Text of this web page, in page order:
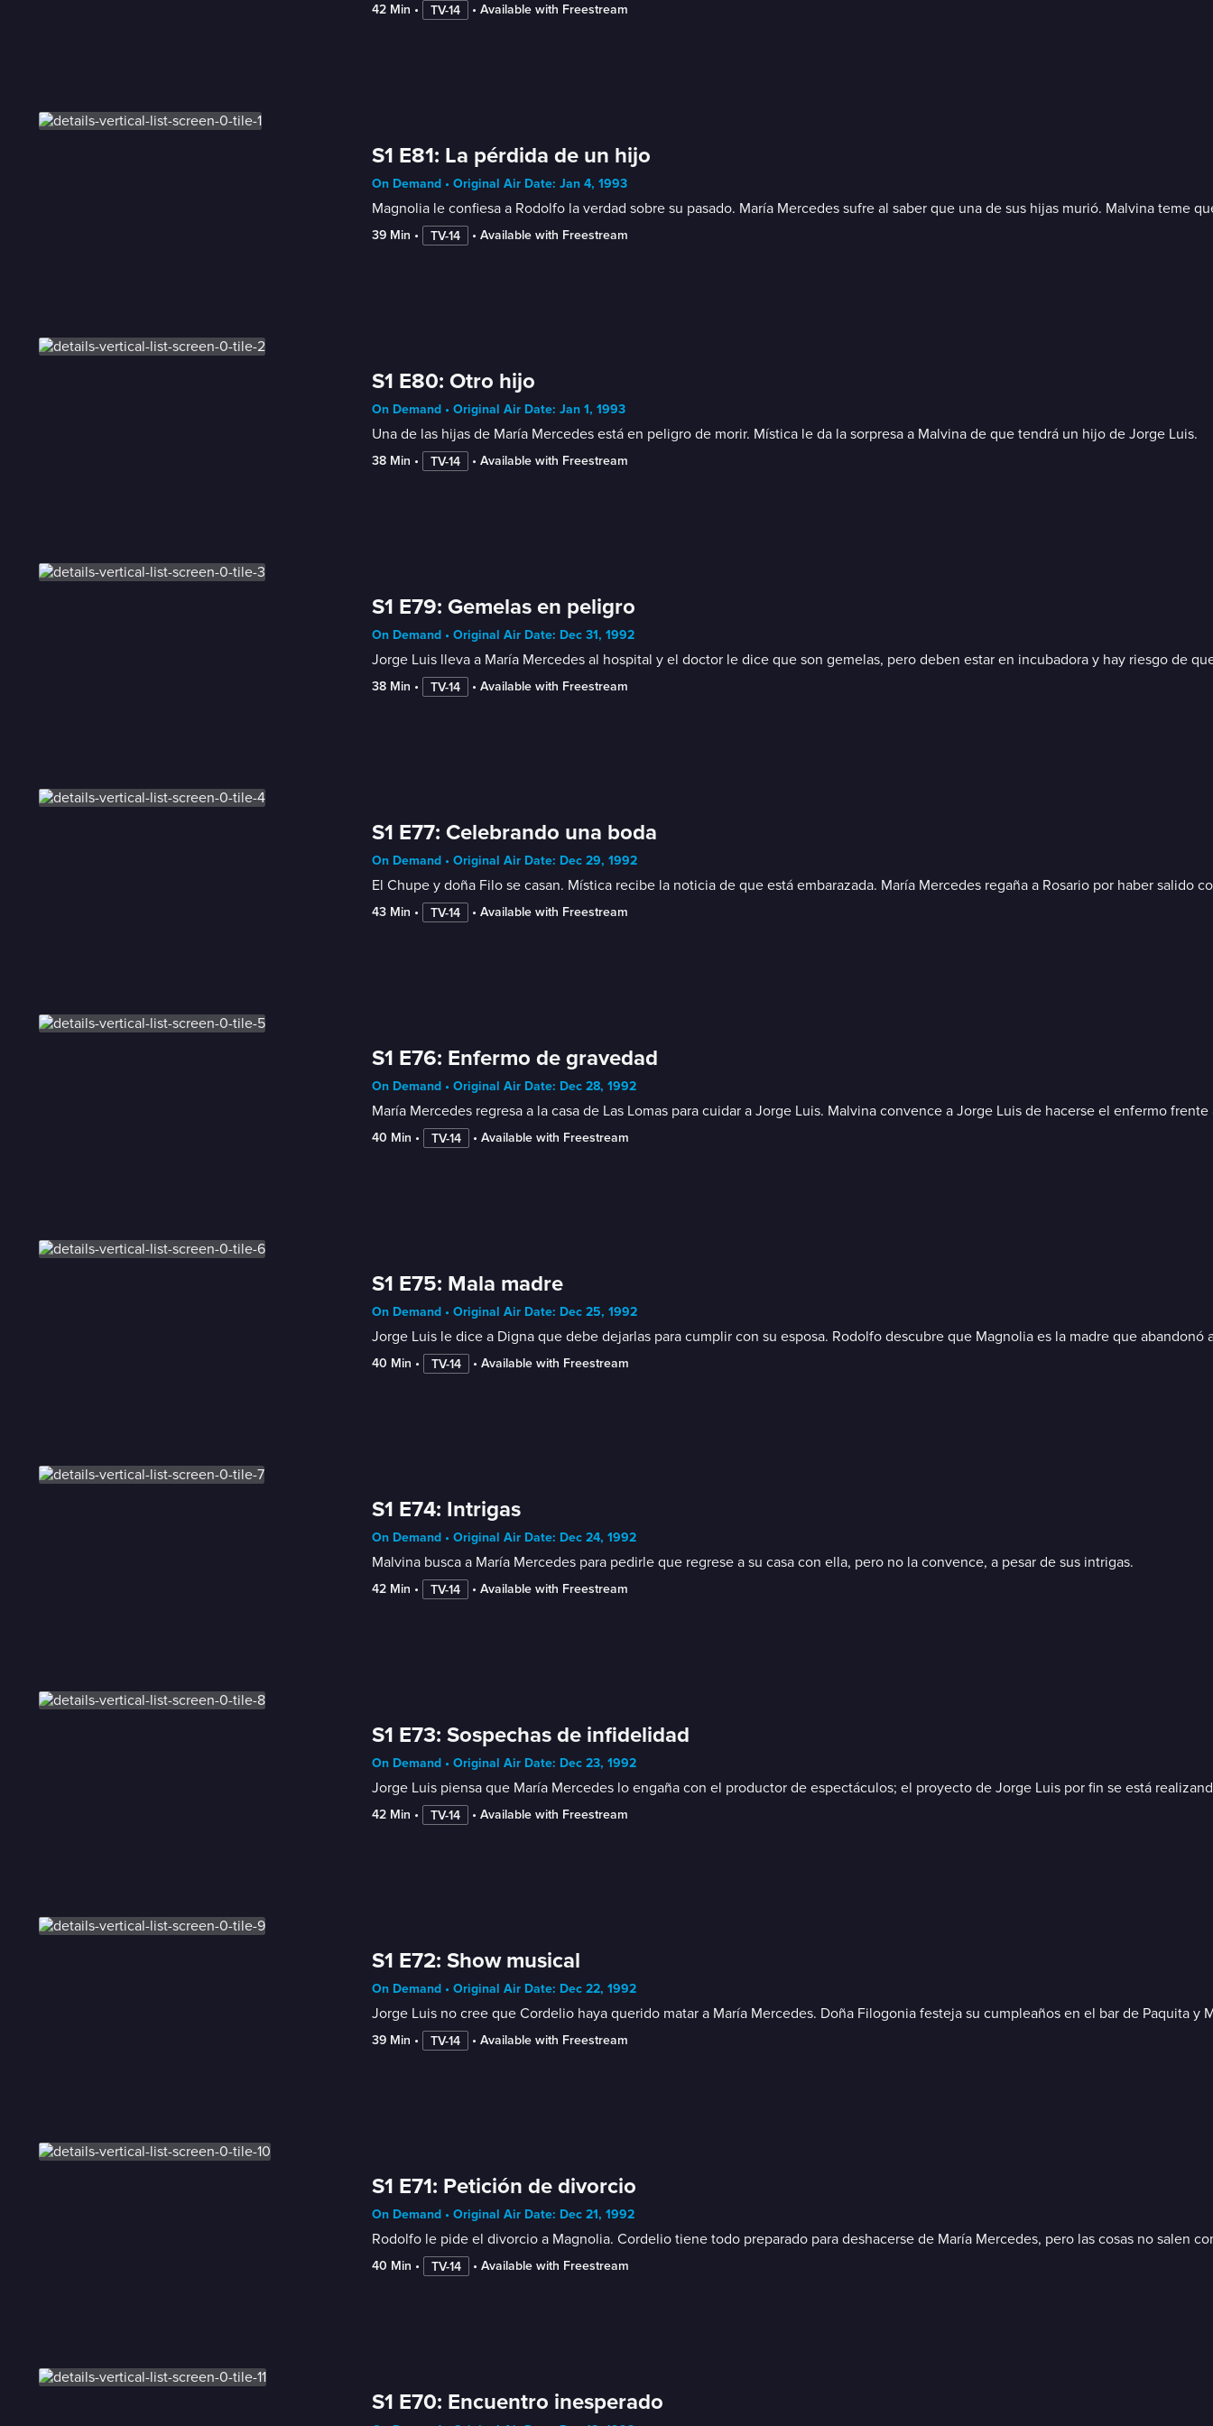
42 Min • TV-14 • Available with Freestream
S1 E81: La pérdida de un hijo
On Demand • Original Air Date: Jan 4, 1993
Magnolia le confiesa a Rodolfo la verdad sobre su pasado. María Mercedes sufre al saber que una de sus hijas murió. Malvina teme
39 Min • TV-14 • Available with Freestream
S1 E80: Otro hijo
On Demand • Original Air Date: Jan 1, 1993
Una de las hijas de María Mercedes está en peligro de morir. Mística le da la sorpresa a Malvina de que tendrá un hijo de Jorge Luis.
38 Min • TV-14 • Available with Freestream
S1 E79: Gemelas en peligro
On Demand • Original Air Date: Dec 31, 1992
Jorge Luis lleva a María Mercedes al hospital y el doctor le dice que son gemelas, pero deben estar en incubadora y hay riesgo de
38 Min • TV-14 • Available with Freestream
S1 E77: Celebrando una boda
On Demand • Original Air Date: Dec 29, 1992
El Chupe y doña Filo se casan. Mística recibe la noticia de que está embarazada. María Mercedes regaña a Rosario por haber salido
43 Min • TV-14 • Available with Freestream
S1 E76: Enfermo de gravedad
On Demand • Original Air Date: Dec 28, 1992
María Mercedes regresa a la casa de Las Lomas para cuidar a Jorge Luis. Malvina convence a Jorge Luis de hacerse el enfermo
40 Min • TV-14 • Available with Freestream
S1 E75: Mala madre
On Demand • Original Air Date: Dec 25, 1992
Jorge Luis le dice a Digna que debe dejarlas para cumplir con su esposa. Rodolfo descubre que Magnolia es la madre que abandonó
40 Min • TV-14 • Available with Freestream
S1 E74: Intrigas
On Demand • Original Air Date: Dec 24, 1992
Malvina busca a María Mercedes para pedirle que regrese a su casa con ella, pero no la convence, a pesar de sus intrigas.
42 Min • TV-14 • Available with Freestream
S1 E73: Sospechas de infidelidad
On Demand • Original Air Date: Dec 23, 1992
Jorge Luis piensa que María Mercedes lo engaña con el productor de espectáculos; el proyecto de Jorge Luis por fin se está
42 Min • TV-14 • Available with Freestream
S1 E72: Show musical
On Demand • Original Air Date: Dec 22, 1992
Jorge Luis no cree que Cordelio haya querido matar a María Mercedes. Doña Filogonia festeja su cumpleaños en el bar de Paquita
39 Min • TV-14 • Available with Freestream
S1 E71: Petición de divorcio
On Demand • Original Air Date: Dec 21, 1992
Rodolfo le pide el divorcio a Magnolia. Cordelio tiene todo preparado para deshacerse de María Mercedes, pero las cosas no salen
40 Min • TV-14 • Available with Freestream
S1 E70: Encuentro inesperado